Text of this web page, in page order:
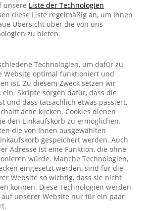
unsere Liste der Technologien
diese Liste regelmäßig an, um Ihnen
Übersicht über die von uns
zu bieten.
Technologien, um dafür zu
Website optimal funktioniert und
ist. Zu diesem Zweck setzen wir
ein. Skripte sorgen dafür, dass die
und dass tatsächlich etwas passiert,
klicken. Cookies dienen
den Einkaufskorb zu ermöglichen.
die von Ihnen ausgewählten
gespeichert werden. Auch
Adresse ist eine Funktion, die ohne
würde. Manche Technologien,
eingesetzt werden, sind für die
Website so wichtig, dass sie nicht
können. Diese Technologien werden
auf unserer Website nur für ein paar